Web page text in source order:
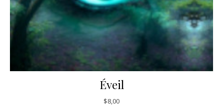
Éveil
$8,00